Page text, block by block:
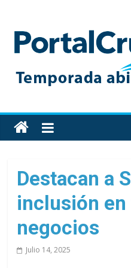
content
Toda
la
de
cruceros
en
un
solo
Destacan a
inclusión
negocios
Julio 14, 2025